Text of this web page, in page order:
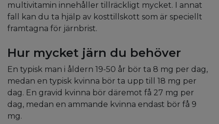
multivitamin innehåller tillräckligt mycket. I annat
fall kan du ta hjälp av kosttillskott som är speciellt
framtagna för järnbrist.
Hur mycket järn du behöver
En typisk man i åldern 19-50 år bör ta 8 mg per dag,
medan en typisk kvinna bör ta upp till 18 mg per
dag. En gravid kvinna bör däremot få 27 mg per
dag, medan en ammande kvinna endast bör få 9
mg.